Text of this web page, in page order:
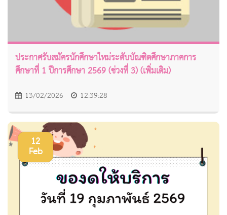
ประกาศรับสมัครนักศึกษาใหม่ระดับบัณฑิตศึกษาภาคการ
ศึกษาที่ 1 ปีการศึกษา 2569 (ช่วงที่ 3) (เพิ่มเติม)
13/02/2026 12:39:28
12
Feb